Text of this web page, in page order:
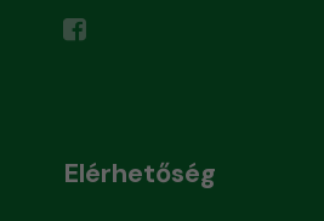
Elérhetőség